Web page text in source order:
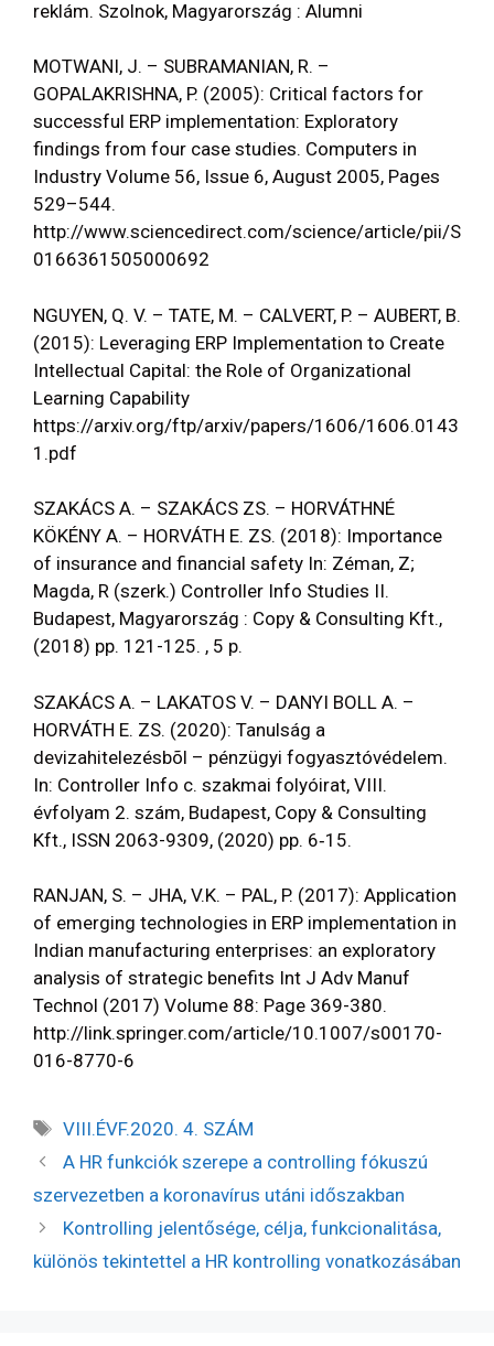
reklám. Szolnok, Magyarország : Alumni
MOTWANI, J. – SUBRAMANIAN, R. –
GOPALAKRISHNA, P. (2005): Critical factors for
successful ERP implementation: Exploratory
findings from four case studies. Computers in
Industry Volume 56, Issue 6, August 2005, Pages
529–544.
http://www.sciencedirect.com/science/article/pii/S
0166361505000692
NGUYEN, Q. V. – TATE, M. – CALVERT, P. – AUBERT, B.
(2015): Leveraging ERP Implementation to Create
Intellectual Capital: the Role of Organizational
Learning Capability
https://arxiv.org/ftp/arxiv/papers/1606/1606.0143
1.pdf
SZAKÁCS A. – SZAKÁCS ZS. – HORVÁTHNÉ
KÖKÉNY A. – HORVÁTH E. ZS. (2018): Importance
of insurance and financial safety In: Zéman, Z;
Magda, R (szerk.) Controller Info Studies II.
Budapest, Magyarország : Copy & Consulting Kft.,
(2018) pp. 121-125. , 5 p.
SZAKÁCS A. – LAKATOS V. – DANYI BOLL A. –
HORVÁTH E. ZS. (2020): Tanulság a
devizahitelezésbõl – pénzügyi fogyasztóvédelem.
In: Controller Info c. szakmai folyóirat, VIII.
évfolyam 2. szám, Budapest, Copy & Consulting
Kft., ISSN 2063-9309, (2020) pp. 6‑15.
RANJAN, S. – JHA, V.K. – PAL, P. (2017): Application
of emerging technologies in ERP implementation in
Indian manufacturing enterprises: an exploratory
analysis of strategic benefits Int J Adv Manuf
Technol (2017) Volume 88: Page 369-380.
http://link.springer.com/article/10.1007/s00170-
016-8770-6
VIII.ÉVF.2020. 4. SZÁM
A HR funkciók szerepe a controlling fókuszú
szervezetben a koronavírus utáni időszakban
Kontrolling jelentősége, célja, funkcionalitása,
különös tekintettel a HR kontrolling vonatkozásában